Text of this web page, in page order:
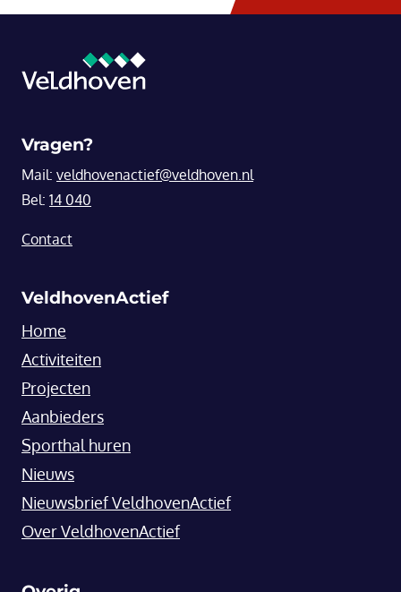
Vragen?
Mail: veldhovenactief@veldhoven.nl
Bel: 14 040
Contact
VeldhovenActief
Home
Activiteiten
Projecten
Aanbieders
Sporthal huren
Nieuws
Nieuwsbrief VeldhovenActief
Over VeldhovenActief